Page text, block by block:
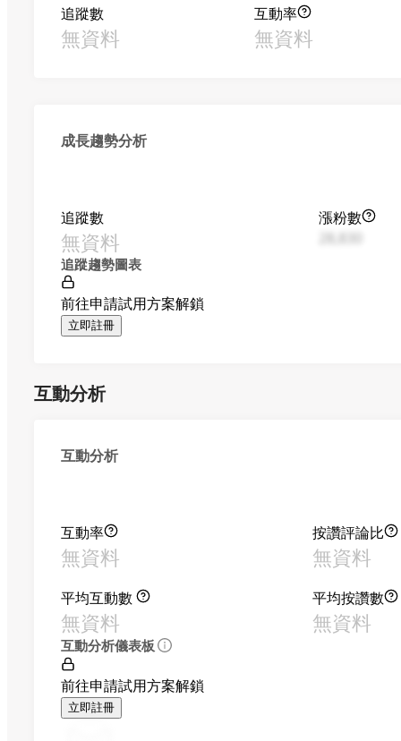
追蹤數
無資料
互動率
無資料
成長趨勢分析
追蹤數
無資料
漲粉數
追蹤趨勢圖表
前往申請試用方案解鎖
立即註冊
互動分析
互動分析
互動率
無資料
按讚評論比
無資料
平均互動數
無資料
平均按讚數
無資料
互動分析儀表板
前往申請試用方案解鎖
立即註冊